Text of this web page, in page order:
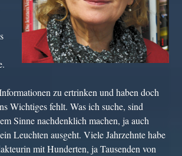
zu ertrinken und haben doch
Wichtiges fehlt. Was ich suche, sind
Sinne nachdenklich machen, ja auch
Leuchten ausgeht. Viele Jahrzehnte habe
mit Hunderten, ja Tausenden von